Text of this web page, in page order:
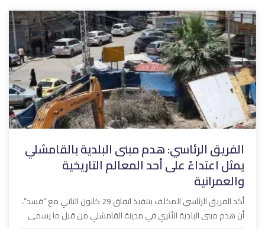
الفريق الرئاسي: هدم مبنى البلدية بالقامشلي
يمثل اعتداءً على أحد المعالم التاريخية
والعمرانية
أكد الفريق الرئاسي المكلف بتنفيذ اتفاق 29 كانون الثاني مع “قسد”،
أن هدم مبنى البلدية الأثري في مدينة القامشلي من قبل ما يسمى